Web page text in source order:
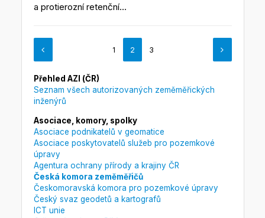
a protierozní retenční...
1 2 3
Přehled AZI (ČR)
Seznam všech autorizovaných zeměměřických
inženýrů
Asociace, komory, spolky
Asociace podnikatelů v geomatice
Asociace poskytovatelů služeb pro pozemkové
úpravy
Agentura ochrany přírody a krajiny ČR
Česká komora zeměměřičů
Českomoravská komora pro pozemkové úpravy
Český svaz geodetů a kartografů
ICT unie